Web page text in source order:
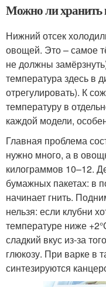
Можно ли хранить
Нижний отсек
овощей. Это – самое
не должны
температура здесь в
отрегулировать). К
температуру в
каждой модели,
Главная проблема
нужно много, а в
килограммов 10–12.
бумажных пакетах: в
начинает гнить.
нельзя: если клубни
температуре ниже
сладкий вкус из-за
глюкозу. При варке в
синтезируются